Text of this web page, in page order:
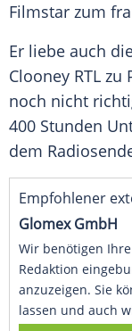
Filmstar zum
Er liebe auch
Clooney RTL
noch nicht
400 Stunden
dem
Empfohlener
Glomex GmbH
Wir benötigen
Redaktion
anzuzeigen. Sie
lassen und auch